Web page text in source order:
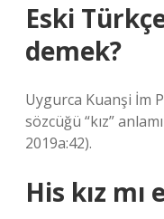
Eski
demek?
Uygurca Kuanşi İm
sözcüğü “kız”
2019a:42).
His kız mı